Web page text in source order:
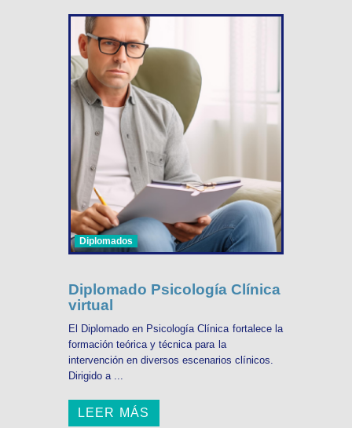
Diplomados
Diplomado Psicología Clínica
virtual
El Diplomado en Psicología Clínica fortalece la
formación teórica y técnica para la
intervención en diversos escenarios clínicos.
Dirigido a ...
LEER MÁS